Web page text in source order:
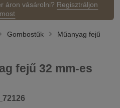
áron vásárolni? Regisztráljon
most
Gombostűk
Műanyag fejű
fejű 32 mm-es